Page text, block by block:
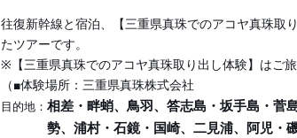
往復新幹線と宿泊、【三重県真珠でのアコヤ真珠取
たツアーです。
※【三重県真珠でのアコヤ真珠取り出し体験】はご旅
（■体験場所：三重県真珠株式会社
目的地： 相差・畔蛸、鳥羽、答志島・坂手島・菅
勢、浦村・石鏡・国崎、二見浦、阿児・